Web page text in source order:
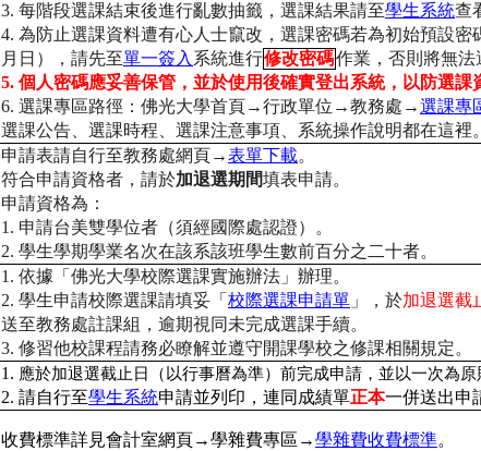
3. 每階段選課結束後進行亂數抽籤，選課結果請至學生系統查
4. 為防止選課資料遭有心人士竄改，選課密碼若為初始預設密
月日），請先至單一簽入 系統進行修改密碼作業， 否則將無法
5. 個人密碼應妥善保管，並於使用後確實登出系統， 以防選課
6. 選課專區路徑：佛光大學首頁→行政單位 →教務處 →選課專
選課公告、選課時程、選課注意事項、系統操作說明都在這裡。
申請表請自行至教務處網頁→表單下載。
符合申請資格者，請於加退選期間填表申請。
申請資格為：
1. 申請台美雙學位者（須經國際處認證）。
2. 學生學期學業名次在該系該班學生數前百分之二十者。
1. 依據「佛光大學校際選課實施辦法」辦理。
2. 學生申請校際選課請填妥「 校際選課申請單 」，於加退選截
送至教務處註課組，逾期視同未完成選課手續。
3. 修習他校課程請務必瞭解並遵守開課學校之修課相關規定。
1. 應於加退選截止日（以行事曆為準）前完成申請，並以一次為原
2. 請自行至學生系統申請並列印，連同成績單正本一併送出申
收費標準詳見會計室網頁→學雜費專區 →學雜費收費標準。